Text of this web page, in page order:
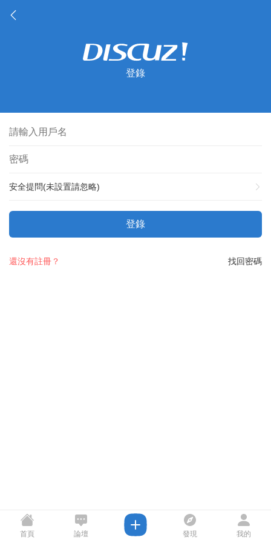
登錄
安全提問(未設置請忽略)
登錄
找回密碼
還沒有註冊？
首頁 論壇 發現 我的